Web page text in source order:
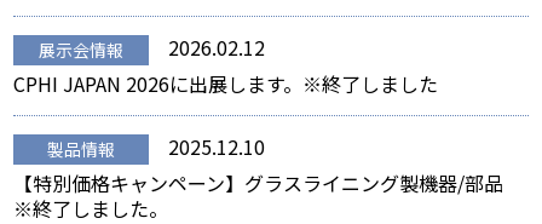
展示会情報
2026.02.12
CPHI JAPAN 2026に出展します。※終了しました
製品情報
2025.12.10
【特別価格キャンペーン】グラスライニング製機器/部品
※終了しました。